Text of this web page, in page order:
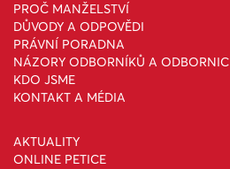
PROČ MANŽELSTVÍ
DŮVODY A ODPOVĚDI
PRÁVNÍ PORADNA
NÁZORY ODBORNÍKŮ A ODBORNIC
KDO JSME
KONTAKT A MÉDIA
AKTUALITY
ONLINE PETICE